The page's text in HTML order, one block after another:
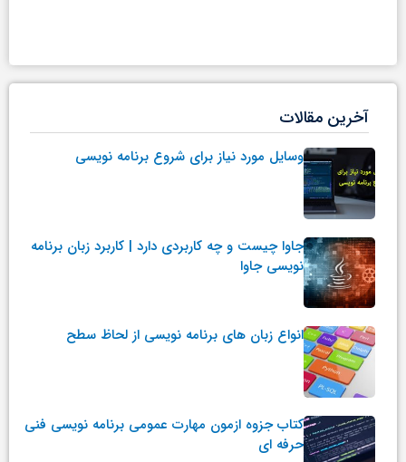
آخرین مقالات
وسایل مورد نیاز برای شروع برنامه نویسی
جاوا چیست و چه کاربردی دارد | کاربرد زبان برنامه
نویسی جاوا
انواع زبان های برنامه نویسی از لحاظ سطح
کتاب جزوه ازمون مهارت عمومی برنامه نویسی فنی
حرفه ای